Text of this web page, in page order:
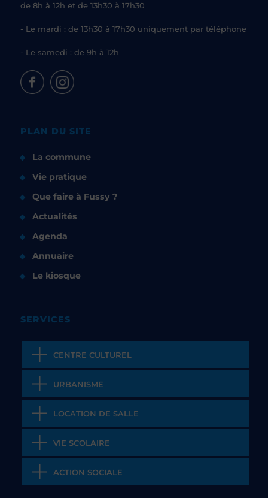
de 8h à 12h et de 13h30 à 17h30
- Le mardi : de 13h30 à 17h30 uniquement par téléphone
- Le samedi : de 9h à 12h
PLAN DU SITE
La commune
Vie pratique
Que faire à Fussy ?
Actualités
Agenda
Annuaire
Le kiosque
SERVICES
CENTRE CULTUREL
URBANISME
LOCATION DE SALLE
VIE SCOLAIRE
ACTION SOCIALE